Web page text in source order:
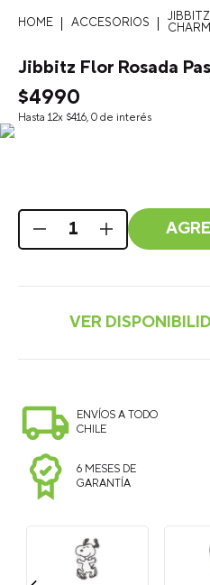
ACCESORIOS
Jibbitz Flor Rosada
$4990
Hasta 12x $416, 0 de interés
ENVÍOS A TODO
CHILE
6 MESES DE
GARANTÍA